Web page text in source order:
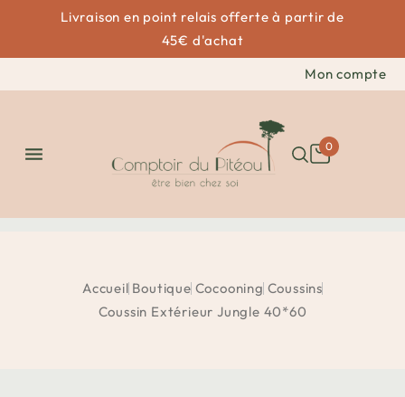
Livraison en point relais offerte à partir de
45€ d'achat
Mon compte
 0
Accueil Boutique Cocooning Coussins
Coussin Extérieur Jungle 40*60